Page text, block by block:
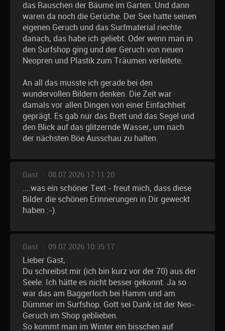
das Rauschen der Bäume im Garten. Und dann
waren da noch die Gerüche. Der See hatte seinen
eigenen Geruch und das Surfmaterial riechte
danach, das habe ich geliebt. Oder wenn man in
den Surfshop ging und der Geruch von neuen
Neopren und Plastik zum Träumen verleitete.
An all das musste ich gerade bei den
wundervollen Bildern denken. Die Zeit war
damals vor allen Dingen von einer Einfachheit
geprägt. Es gab nur das Brett und das Segel und
den Blick auf das glitzernde Wasser, um nach
der nächsten Böe Ausschau zu halten.
Gast 08.07.2026 17:11:20
....was ein schöner Text - freut mich, dass diese
Bilder die schönen Erinnerungen in Dir geweckt
haben :-).
Gast 09.07.2026 10:35:17
Lieber Gast,
Du schreibst mir (ich bin kurz vor der 70) aus der
Seele. Ich hätte es nicht besser gekonnt. Ja so
war das am Baggerloch bei Hamm und am
Dümmer im Surfshop. Gott sei Dank ist der Neo-
Geruch im Shop geblieben.
So kommt man im Winter ein bisschen auf